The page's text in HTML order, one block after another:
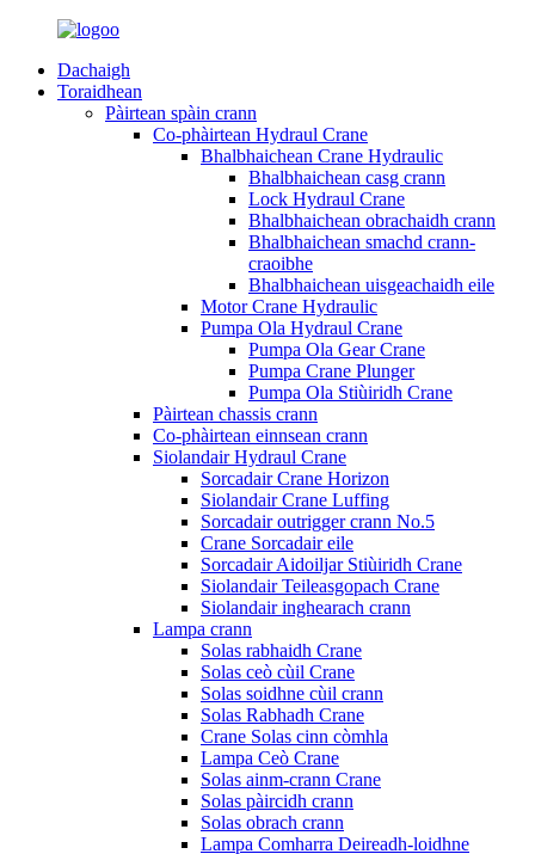
Dachaigh
Toraidhean
Pàirtean spàin crann
Co-phàirtean Hydraul Crane
Bhalbhaichean Crane Hydraulic
Bhalbhaichean casg crann
Lock Hydraul Crane
Bhalbhaichean obrachaidh crann
Bhalbhaichean smachd crann-
craoibhe
Bhalbhaichean uisgeachaidh eile
Motor Crane Hydraulic
Pumpa Ola Hydraul Crane
Pumpa Ola Gear Crane
Pumpa Crane Plunger
Pumpa Ola Stiùiridh Crane
Pàirtean chassis crann
Co-phàirtean einnsean crann
Siolandair Hydraul Crane
Sorcadair Crane Horizon
Siolandair Crane Luffing
Sorcadair outrigger crann No.5
Crane Sorcadair eile
Sorcadair Aidoiljar Stiùiridh Crane
Siolandair Teileasgopach Crane
Siolandair inghearach crann
Lampa crann
Solas rabhaidh Crane
Solas ceò cùil Crane
Solas soidhne cùil crann
Solas Rabhadh Crane
Crane Solas cinn còmhla
Lampa Ceò Crane
Solas ainm-crann Crane
Solas pàircidh crann
Solas obrach crann
Lampa Comharra Deireadh-loidhne